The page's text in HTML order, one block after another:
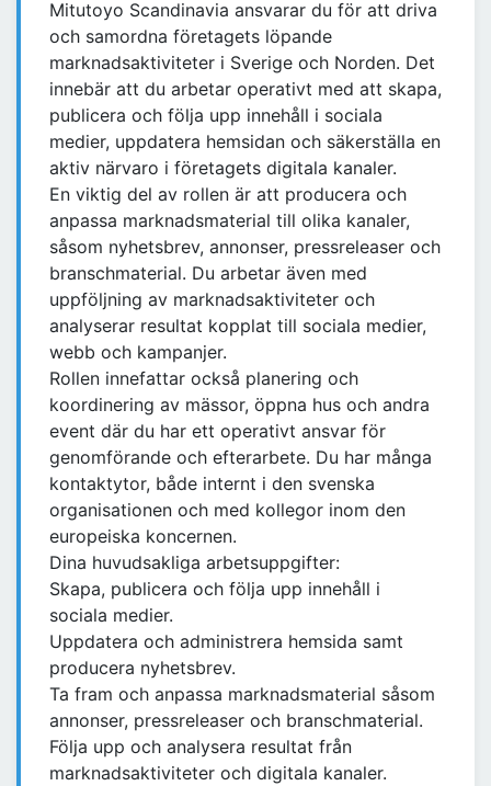
Mitutoyo Scandinavia ansvarar du för att driva
och samordna företagets löpande
marknadsaktiviteter i Sverige och Norden. Det
innebär att du arbetar operativt med att skapa,
publicera och följa upp innehåll i sociala
medier, uppdatera hemsidan och säkerställa en
aktiv närvaro i företagets digitala kanaler.
En viktig del av rollen är att producera och
anpassa marknadsmaterial till olika kanaler,
såsom nyhetsbrev, annonser, pressreleaser och
branschmaterial. Du arbetar även med
uppföljning av marknadsaktiviteter och
analyserar resultat kopplat till sociala medier,
webb och kampanjer.
Rollen innefattar också planering och
koordinering av mässor, öppna hus och andra
event där du har ett operativt ansvar för
genomförande och efterarbete. Du har många
kontaktytor, både internt i den svenska
organisationen och med kollegor inom den
europeiska koncernen.
Dina huvudsakliga arbetsuppgifter:
Skapa, publicera och följa upp innehåll i
sociala medier.
Uppdatera och administrera hemsida samt
producera nyhetsbrev.
Ta fram och anpassa marknadsmaterial såsom
annonser, pressreleaser och branschmaterial.
Följa upp och analysera resultat från
marknadsaktiviteter och digitala kanaler.